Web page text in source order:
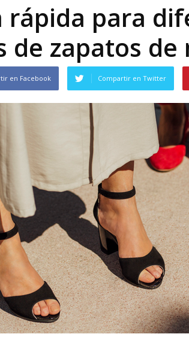
rápida para
de zapatos de
en Facebook Compartir en Twitter